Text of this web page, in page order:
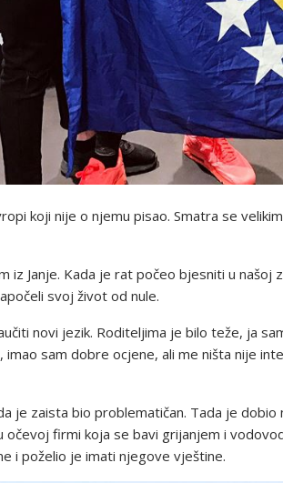
koji nije o njemu pisao. Smatra se
iz Janje. Kada je rat počeo bjesniti u našoj
svoj život od nule.
novi jezik. Roditeljima je bilo teže, ja
imao sam dobre ocjene, ali me ništa nije
je zaista bio problematičan. Tada je dobio
očevoj firmi koja se bavi grijanjem i
i poželio je imati njegove vještine.